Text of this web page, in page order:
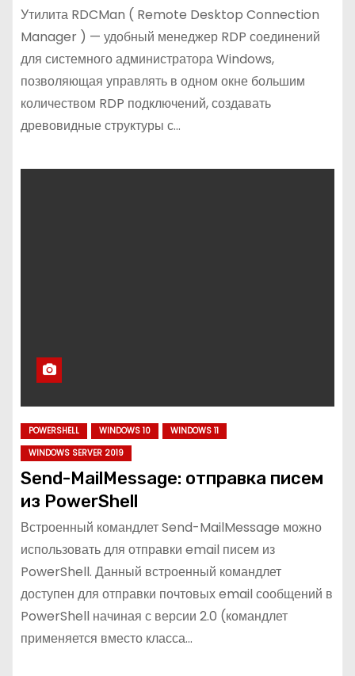
Утилита RDCMan ( Remote Desktop Connection
Manager ) — удобный менеджер RDP соединений
для системного администратора Windows,
позволяющая управлять в одном окне большим
количеством RDP подключений, создавать
древовидные структуры с…
POWERSHELL WINDOWS 10
WINDOWS 11
WINDOWS SERVER 2019
Send-MailMessage: отправка писем
из PowerShell
Встроенный командлет Send-MailMessage можно
использовать для отправки email писем из
PowerShell. Данный встроенный командлет
доступен для отправки почтовых email сообщений в
PowerShell начиная с версии 2.0 (командлет
применяется вместо класса…